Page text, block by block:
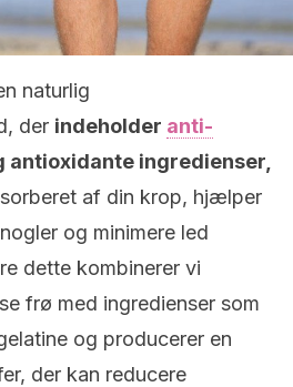
naturlig
der indeholder anti-
antioxidante ingredienser,
af din krop, hjælper
og minimere led
dette kombinerer vi
frø med ingredienser som
og producerer en
der kan reducere